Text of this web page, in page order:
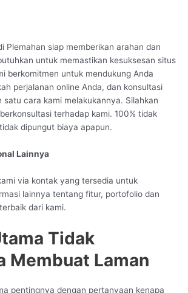
Plemahan siap memberikan arahan dan
untuk memastikan kesuksesan situs
berkomitmen untuk mendukung Anda
perjalanan online Anda, dan konsultasi
satu cara kami melakukannya. Silahkan
terhadap kami. 100% tidak
dipungut biaya apapun.
Lainnya
via kontak yang tersedia untuk
lainnya tentang fitur, portofolio dan
dari kami.
Tidak
Membuat Laman
pentingnya dengan pertanyaan kenapa